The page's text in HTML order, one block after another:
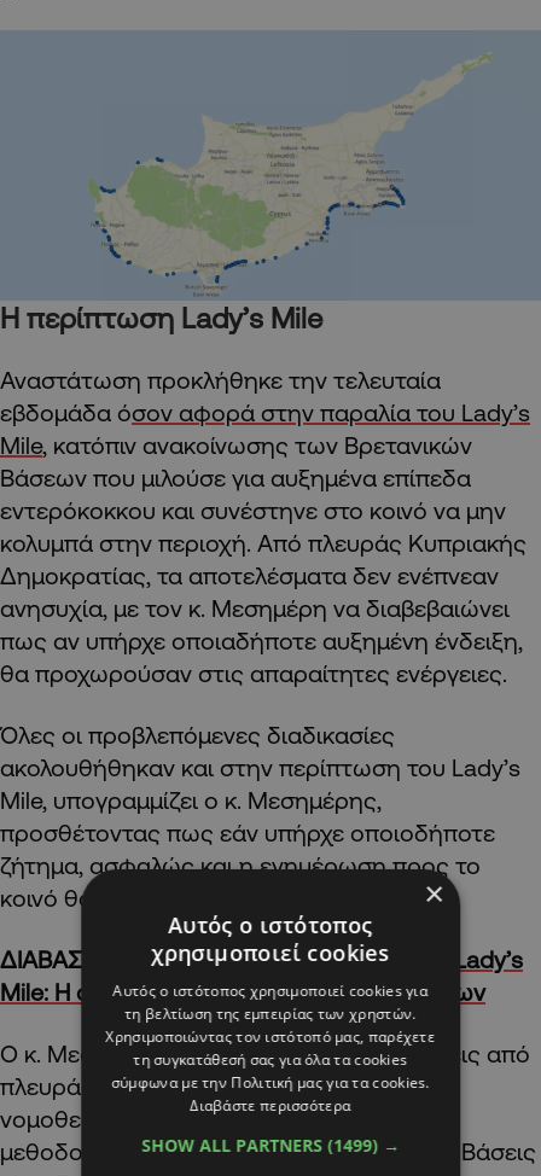
Η περίπτωση Lady’s Mile
Αναστάτωση προκλήθηκε την τελευταία
εβδομάδα όσον αφορά στην παραλία του Lady’s
Mile, κατόπιν ανακοίνωσης των Βρετανικών
Βάσεων που μιλούσε για αυξημένα επίπεδα
εντερόκοκκου και συνέστηνε στο κοινό να μην
κολυμπά στην περιοχή. Από πλευράς Κυπριακής
Δημοκρατίας, τα αποτελέσματα δεν ενέπνεαν
ανησυχία, με τον κ. Μεσημέρη να διαβεβαιώνει
πως αν υπήρχε οποιαδήποτε αυξημένη ένδειξη,
θα προχωρούσαν στις απαραίτητες ενέργειες.
Όλες οι προβλεπόμενες διαδικασίες
ακολουθήθηκαν και στην περίπτωση του Lady’s
Mile, υπογραμμίζει ο κ. Μεσημέρης,
προσθέτοντας πως εάν υπήρχε οποιοδήποτε
ζήτημα, ασφαλώς και η ενημέρωση προς το
κοινό θα ήταν η ανάλογη.
ΔΙΑΒΑΣΤΕ ΕΠΙΣΗΣ:Λήξη συναγερμού στο Lady’s
Mile: Η ανακοίνωση των Βρετανικών Βάσεων
Ο κ. Μεσημέρης, ανέφερε πως οι αναλύσεις από
πλευράς ΚΔ έγιναν με βάση την σχετική
νομοθεσία, ενώ όπως μας εξήγησε η
μεθοδολογία που χρησιμοποιείται από τις Βάσεις
×
Αυτός ο ιστότοπος
χρησιμοποιεί cookies
Αυτός ο ιστότοπος χρησιμοποιεί cookies για
τη βελτίωση της εμπειρίας των χρηστών.
Χρησιμοποιώντας τον ιστότοπό μας, παρέχετε
τη συγκατάθεσή σας για όλα τα cookies
σύμφωνα με την Πολιτική μας για τα cookies.
Διαβάστε περισσότερα
SHOW ALL PARTNERS (1499) →